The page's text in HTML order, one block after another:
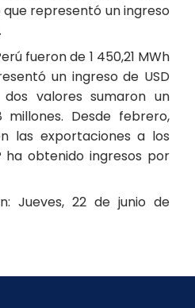
representó un ingreso
fueron de 1 450,21 MWh
un ingreso de USD
valores sumaron un
millones. Desde febrero,
las exportaciones a los
ha obtenido ingresos por
Jueves, 22 de junio de